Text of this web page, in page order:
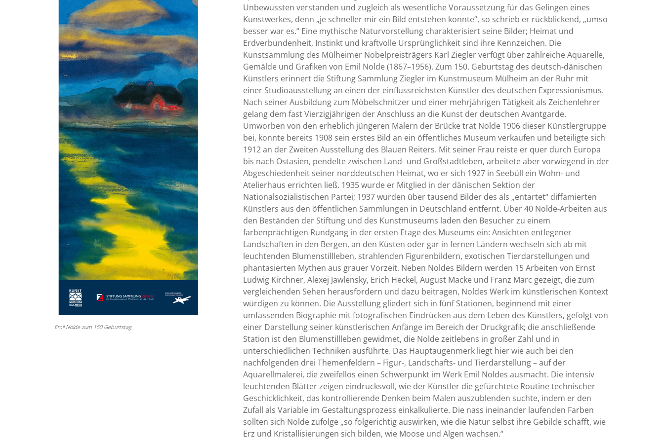
Emil Nolde zum 150.Geburtstag
Unbewussten verstanden und zugleich als wesentliche Voraussetzung für das Gelingen eines
Kunstwerkes, denn „je schneller mir ein Bild entstehen konnte“, so schrieb er rückblickend, „umso
besser war es.“ Eine mythische Naturvorstellung charakterisiert seine Bilder; Heimat und
Erdverbundenheit, Instinkt und kraftvolle Ursprünglichkeit sind ihre Kennzeichen. Die
Kunstsammlung des Mülheimer Nobelpreisträgers Karl Ziegler verfügt über zahlreiche Aquarelle,
Gemälde und Grafiken von Emil Nolde (1867–1956). Zum 150. Geburtstag des deutsch-dänischen
Künstlers erinnert die Stiftung Sammlung Ziegler im Kunstmuseum Mülheim an der Ruhr mit
einer Studioausstellung an einen der einflussreichsten Künstler des deutschen Expressionismus.
Nach seiner Ausbildung zum Möbelschnitzer und einer mehrjährigen Tätigkeit als Zeichenlehrer
gelang dem fast Vierzigjährigen der Anschluss an die Kunst der deutschen Avantgarde.
Umworben von den erheblich jüngeren Malern der Brücke trat Nolde 1906 dieser Künstlergruppe
bei, konnte bereits 1908 sein erstes Bild an ein öffentliches Museum verkaufen und beteiligte sich
1912 an der Zweiten Ausstellung des Blauen Reiters. Mit seiner Frau reiste er quer durch Europa
bis nach Ostasien, pendelte zwischen Land- und Großstadtleben, arbeitete aber vorwiegend in der
Abgeschiedenheit seiner norddeutschen Heimat, wo er sich 1927 in Seebüll ein Wohn- und
Atelierhaus errichten ließ. 1935 wurde er Mitglied in der dänischen Sektion der
Nationalsozialistischen Partei; 1937 wurden über tausend Bilder des als „entartet“ diffamierten
Künstlers aus den öffentlichen Sammlungen in Deutschland entfernt. Über 40 Nolde-Arbeiten aus
den Beständen der Stiftung und des Kunstmuseums laden den Besucher zu einem
farbenprächtigen Rundgang in der ersten Etage des Museums ein: Ansichten entlegener
Landschaften in den Bergen, an den Küsten oder gar in fernen Ländern wechseln sich ab mit
leuchtenden Blumenstillleben, strahlenden Figurenbildern, exotischen Tierdarstellungen und
phantasierten Mythen aus grauer Vorzeit. Neben Noldes Bildern werden 15 Arbeiten von Ernst
Ludwig Kirchner, Alexej Jawlensky, Erich Heckel, August Macke und Franz Marc gezeigt, die zum
vergleichenden Sehen herausfordern und dazu beitragen, Noldes Werk im künstlerischen Kontext
würdigen zu können. Die Ausstellung gliedert sich in fünf Stationen, beginnend mit einer
umfassenden Biographie mit fotografischen Eindrücken aus dem Leben des Künstlers, gefolgt von
einer Darstellung seiner künstlerischen Anfänge im Bereich der Druckgrafik; die anschließende
Station ist den Blumenstillleben gewidmet, die Nolde zeitlebens in großer Zahl und in
unterschiedlichen Techniken ausführte. Das Hauptaugenmerk liegt hier wie auch bei den
nachfolgenden drei Themenfeldern – Figur-, Landschafts- und Tierdarstellung – auf der
Aquarellmalerei, die zweifellos einen Schwerpunkt im Werk Emil Noldes ausmacht. Die intensiv
leuchtenden Blätter zeigen eindrucksvoll, wie der Künstler die gefürchtete Routine technischer
Geschicklichkeit, das kontrollierende Denken beim Malen auszublenden suchte, indem er den
Zufall als Variable im Gestaltungsprozess einkalkulierte. Die nass ineinander laufenden Farben
sollten sich Nolde zufolge „so folgerichtig auswirken, wie die Natur selbst ihre Gebilde schafft, wie
Erz und Kristallisierungen sich bilden, wie Moose und Algen wachsen.“